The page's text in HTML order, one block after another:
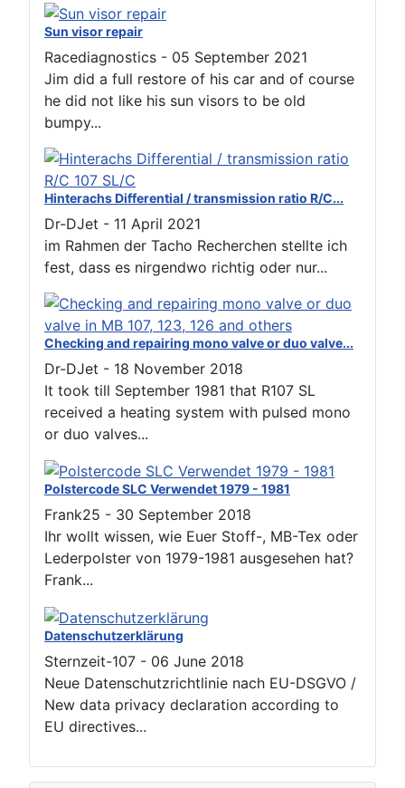
Sun visor repair
Racediagnostics - 05 September 2021
Jim did a full restore of his car and of course
he did not like his sun visors to be old
bumpy...
Hinterachs Differential / transmission ratio R/C...
Dr-DJet - 11 April 2021
im Rahmen der Tacho Recherchen stellte ich
fest, dass es nirgendwo richtig oder nur...
Checking and repairing mono valve or duo valve...
Dr-DJet - 18 November 2018
It took till September 1981 that R107 SL
received a heating system with pulsed mono
or duo valves...
Polstercode SLC Verwendet 1979 - 1981
Frank25 - 30 September 2018
Ihr wollt wissen, wie Euer Stoff-, MB-Tex oder
Lederpolster von 1979-1981 ausgesehen hat?
Frank...
Datenschutzerklärung
Sternzeit-107 - 06 June 2018
Neue Datenschutzrichtlinie nach EU-DSGVO /
New data privacy declaration according to
EU directives...